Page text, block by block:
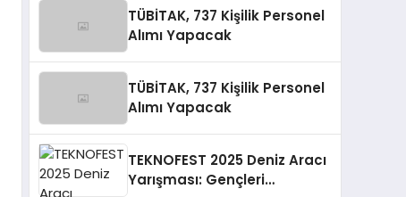
TÜBİTAK, 737 Kişilik Personel
Alımı Yapacak
TÜBİTAK, 737 Kişilik Personel
Alımı Yapacak
TEKNOFEST 2025 Deniz Aracı
Yarışması: Gençleri